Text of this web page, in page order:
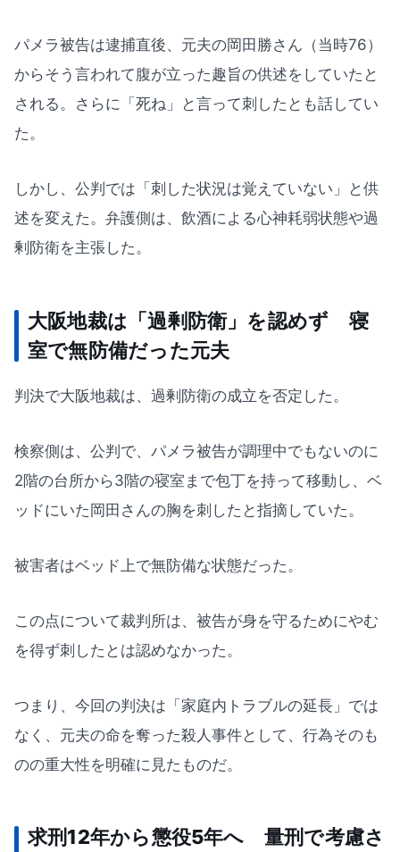
パメラ被告は逮捕直後、元夫の岡田勝さん（当時76）
からそう言われて腹が立った趣旨の供述をしていたと
される。さらに「死ね」と言って刺したとも話してい
た。
しかし、公判では「刺した状況は覚えていない」と供
述を変えた。弁護側は、飲酒による心神耗弱状態や過
剰防衛を主張した。
大阪地裁は「過剰防衛」を認めず 寝
室で無防備だった元夫
判決で大阪地裁は、過剰防衛の成立を否定した。
検察側は、公判で、パメラ被告が調理中でもないのに
2階の台所から3階の寝室まで包丁を持って移動し、ベ
ッドにいた岡田さんの胸を刺したと指摘していた。
被害者はベッド上で無防備な状態だった。
この点について裁判所は、被告が身を守るためにやむ
を得ず刺したとは認めなかった。
つまり、今回の判決は「家庭内トラブルの延長」では
なく、元夫の命を奪った殺人事件として、行為そのも
のの重大性を明確に見たものだ。
求刑12年から懲役5年へ 量刑で考慮さ